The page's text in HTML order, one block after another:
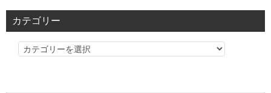
カテゴリー
カ